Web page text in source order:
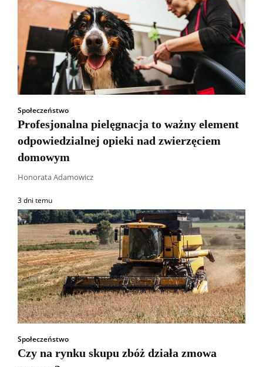
Społeczeństwo
Profesjonalna pielęgnacja to ważny element
odpowiedzialnej opieki nad zwierzęciem
domowym
Honorata Adamowicz
3 dni temu
Społeczeństwo
Czy na rynku skupu zbóż działa zmowa